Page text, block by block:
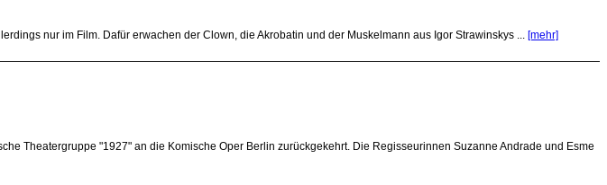
nur im Film. Dafür erwachen der Clown, die Akrobatin und der Muskelmann aus Igor Strawinskys ... [mehr]
Theatergruppe "1927" an die Komische Oper Berlin zurückgekehrt. Die Regisseurinnen Suzanne Andrade und Esme